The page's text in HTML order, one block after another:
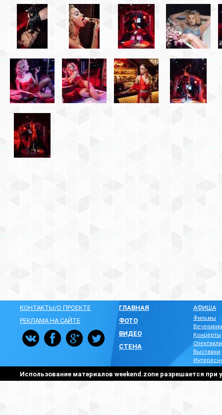
КОНТАКТЫ/О ПРОЕКТЕ
РЕКЛАМА НА САЙТЕ
ГЛАВНАЯ
ФОТО
ВИДЕО
СТЕНА
АФИША
Фильмы
Концерты
Спектакли
Выставки
Использование материалов weekend.zone разрешается